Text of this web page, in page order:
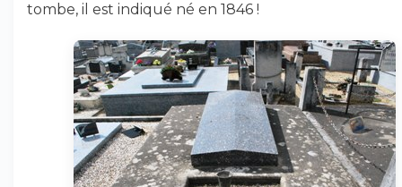
tombe, il est indiqué né en 1846 !